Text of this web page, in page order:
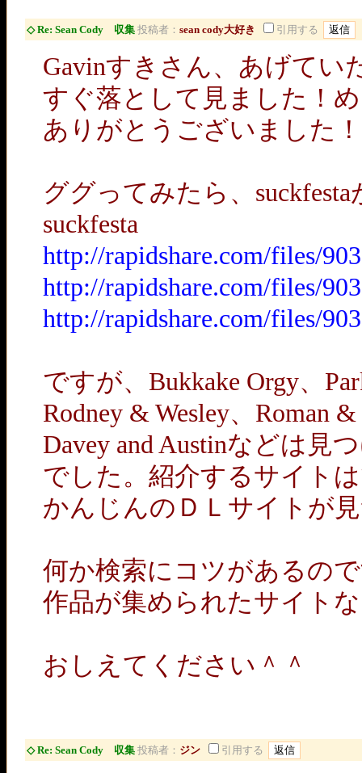
◇ Re: Sean Cody 収集 投稿者： sean cody大好き 引用する
Gavinすきさん、あげてい
すぐ落として見ました！
ありがとうございました
ググってみたら、
suckfesta
http://rapidshare.com/files/
http://rapidshare.com/files/
http://rapidshare.com/files/
ですが、Bukkake Orgy、
Rodney & Wesley、Roman
Davey and Austinなどは見
でした。紹介するサイト
かんじんのＤＬサイトが
何か検索にコツがあるの
作品が集められたサイト
おしえてください＾＾
◇ Re: Sean Cody 収集 投稿者： ジン 引用する